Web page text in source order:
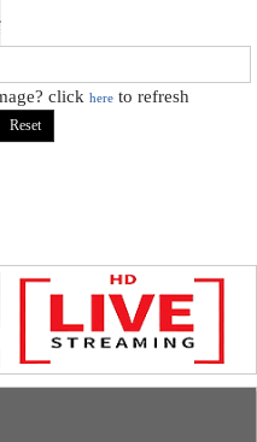
clickhere to refresh